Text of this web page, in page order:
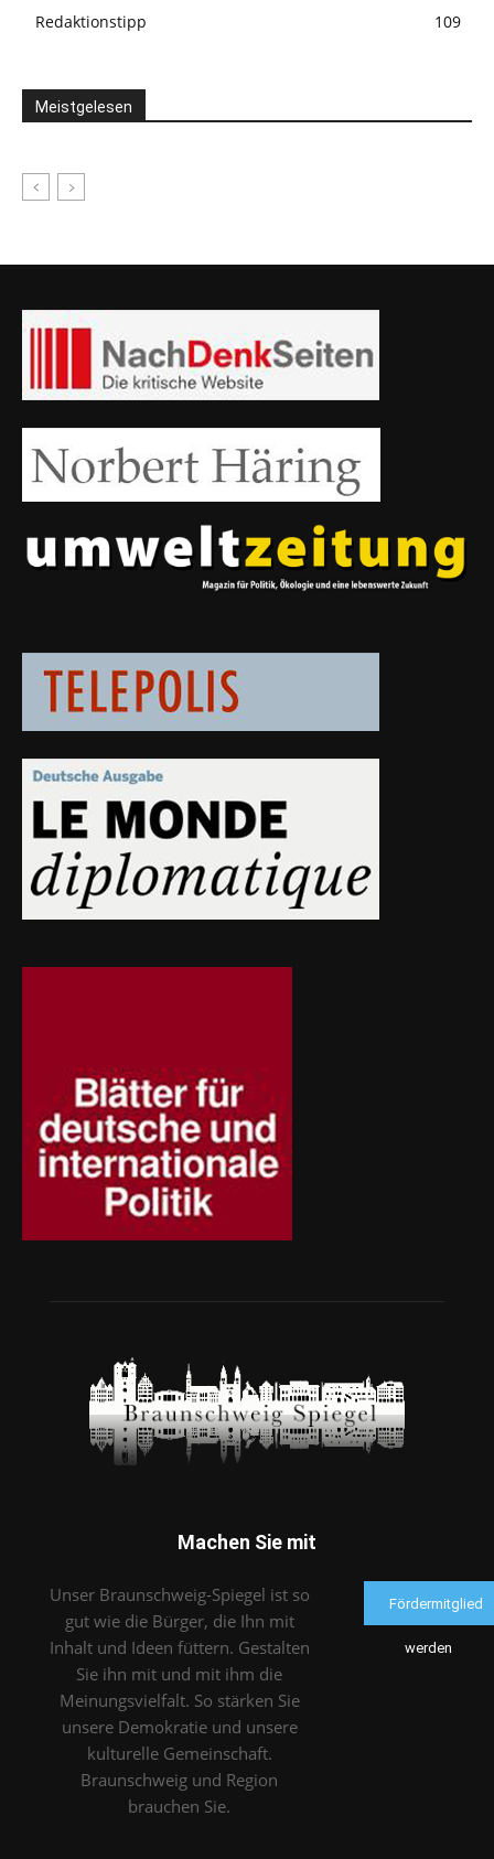
Redaktionstipp
109
Meistgelesen
Machen Sie mit
Unser Braunschweig-Spiegel ist so
gut wie die Bürger, die Ihn mit
Inhalt und Ideen füttern. Gestalten
Sie ihn mit und mit ihm die
Meinungsvielfalt. So stärken Sie
unsere Demokratie und unsere
kulturelle Gemeinschaft.
Braunschweig und Region
brauchen Sie.
Fördermitglied
werden